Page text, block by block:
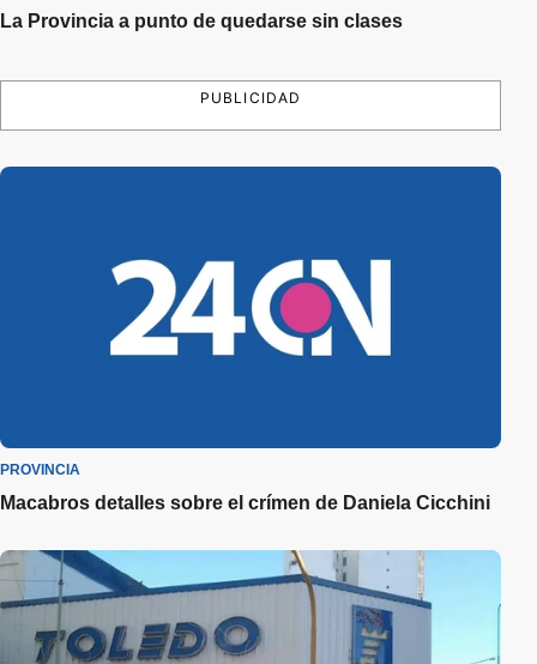
La Provincia a punto de quedarse sin clases
PUBLICIDAD
PROVINCIA
Macabros detalles sobre el crímen de Daniela Cicchini